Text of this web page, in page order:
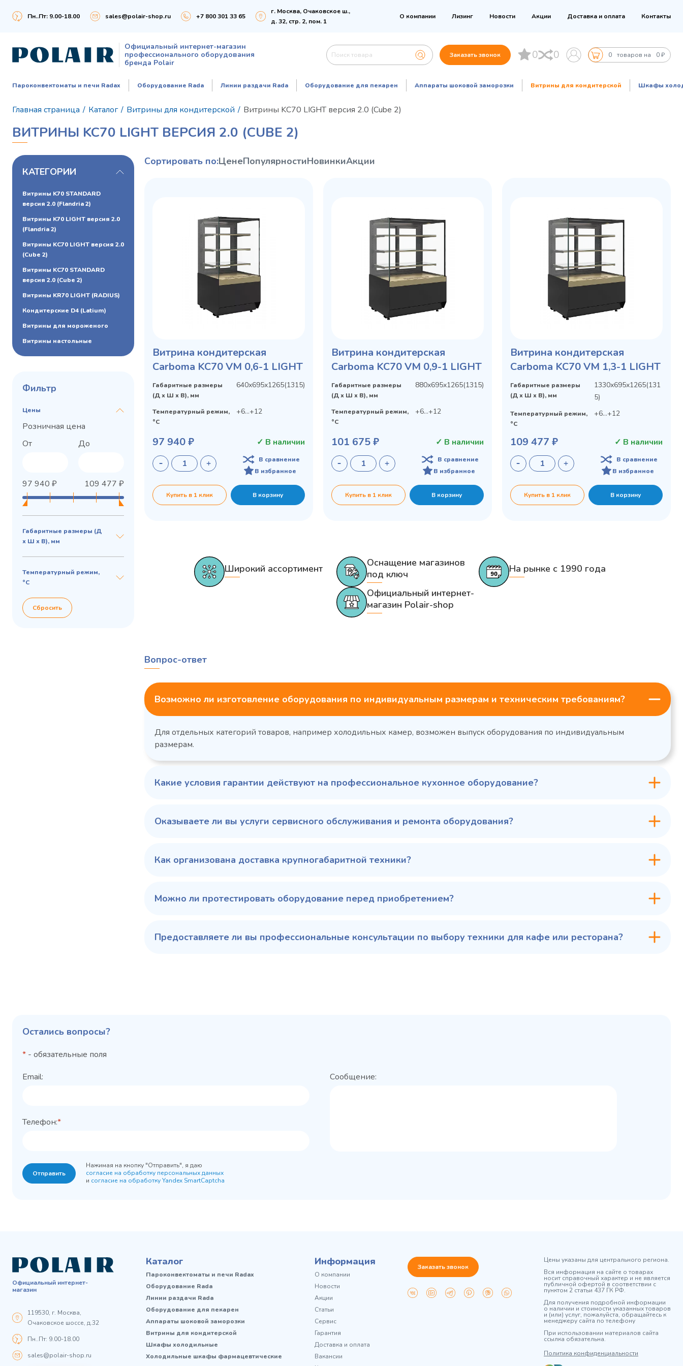
Пн..Пт: 9.00-18.00 sales@polair-shop.ru +7 800 301 33 65
г. Москва, Очаковское ш.,
д. 32, стр. 2, пом. 1
О компании Лизинг Новости Акции Доставка и оплата Контакты
Официальный интернет-магазин
профессионального оборудования
бренда Polair
Заказать звонок 0 0 0 товаров на 0 ₽
Пароконвектоматы и печи Radax Оборудование Rada Линии раздачи Rada Оборудование для пекарен Аппараты шоковой заморозки Витрины для кондитерской Шкафы
Главная страница / Каталог / Витрины для кондитерской / Витрины KC70 LIGHT версия 2.0 (Cube 2)
ВИТРИНЫ KC70 LIGHT ВЕРСИЯ 2.0 (CUBE 2)
КАТЕГОРИИ
Витрины K70 STANDARD
версия 2.0 (Flandria 2)
Витрины K70 LIGHT версия 2.0
(Flandria 2)
Витрины KC70 LIGHT версия 2.0
(Cube 2)
Витрины KC70 STANDARD
версия 2.0 (Cube 2)
Витрины KR70 LIGHT (RADIUS)
Кондитерские D4 (Latium)
Витрины для мороженого
Витрины настольные
Фильтр
Цены
Розничная цена
От
До
97 940 ₽ 109 477 ₽
Габаритные размеры (Д
х Ш х В), мм
Температурный режим,
°C
Сбросить
Сортировать по:ЦенеПопулярностиНовинкиАкции
Витрина кондитерская
Carboma KC70 VM 0,6-1 LIGHT
Габаритные размеры
(Д х Ш х В), мм
640х695х1265(1315)
Температурный режим,
°C
+6...+12
97 940 ₽ ✓ В наличии
В сравнение
В избранное
Купить в 1 клик В корзину
Витрина кондитерская
Carboma KC70 VM 0,9-1 LIGHT
Габаритные размеры
(Д х Ш х В), мм
880х695х1265(1315)
Температурный режим,
°C
+6...+12
101 675 ₽ ✓ В наличии
В сравнение
В избранное
Купить в 1 клик В корзину
Витрина кондитерская
Carboma KC70 VM 1,3-1 LIGHT
Габаритные размеры
(Д х Ш х В), мм
1330х695х1265(131
5)
Температурный режим,
°C
+6...+12
109 477 ₽ ✓ В наличии
В сравнение
В избранное
Купить в 1 клик В корзину
Широкий ассортимент
Оснащение магазинов
под ключ
На рынке с 1990 года
Официальный интернет-
магазин Polair-shop
Вопрос-ответ
Возможно ли изготовление оборудования по индивидуальным размерам и техническим требованиям?
Для отдельных категорий товаров, например холодильных камер, возможен выпуск оборудования по индивидуальным
размерам.
Какие условия гарантии действуют на профессиональное кухонное оборудование?
Оказываете ли вы услуги сервисного обслуживания и ремонта оборудования?
Как организована доставка крупногабаритной техники?
Можно ли протестировать оборудование перед приобретением?
Предоставляете ли вы профессиональные консультации по выбору техники для кафе или ресторана?
Остались вопросы?
* - обязательные поля
Email:
Телефон:*
Сообщение:
Отправить
Нажимая на кнопку "Отправить", я даю
согласие на обработку персональных данных
и согласие на обработку Yandex SmartCaptcha
Официальный интернет-
магазин
119530, г. Москва,
Очаковское шоссе, д.32
Пн..Пт: 9.00-18.00
sales@polair-shop.ru
Каталог
Пароконвектоматы и печи Radax
Оборудование Rada
Линии раздачи Rada
Оборудование для пекарен
Аппараты шоковой заморозки
Витрины для кондитерской
Шкафы холодильные
Холодильные шкафы фармацевтические
Информация
О компании
Новости
Акции
Статьи
Сервис
Гарантия
Доставка и оплата
Вакансии
Заказать звонок
Цены указаны для центрального региона.
Вся информация на сайте о товарах
носит справочный характер и не является
публичной офертой в соответствии с
пунктом 2 статьи 437 ГК РФ.
Для получения подробной информации
о наличии и стоимости указанных товаров
и (или) услуг, пожалуйста, обращайтесь к
менеджеру сайта по телефону
При использовании материалов сайта
ссылка обязательна.
Политика конфиденциальности